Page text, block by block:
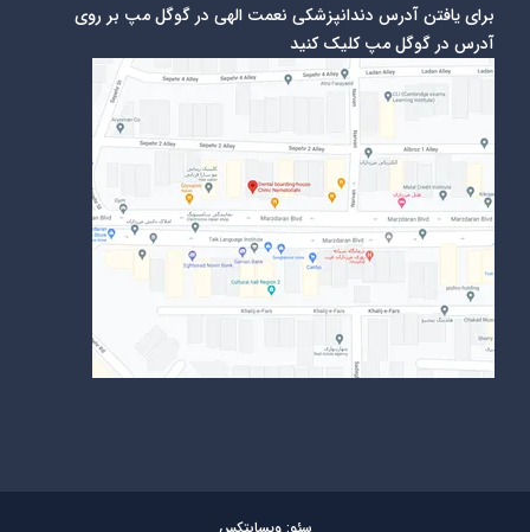
برای یافتن آدرس دندانپزشکی نعمت الهی در گوگل مپ بر روی
آدرس در گوگل مپ کلیک کنید
سئو: وبسایتکس